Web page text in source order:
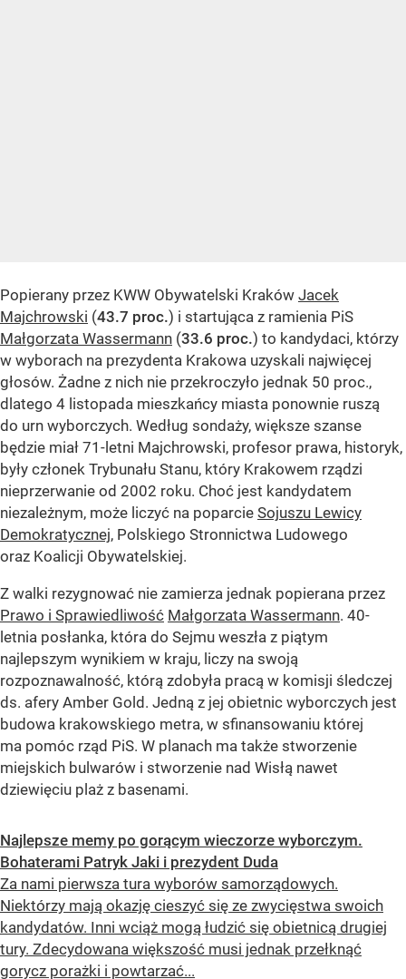
Popierany przez KWW Obywatelski Kraków Jacek
Majchrowski (43.7 proc.) i startująca z ramienia PiS
Małgorzata Wassermann (33.6 proc.) to kandydaci, którzy
w wyborach na prezydenta Krakowa uzyskali najwięcej
głosów. Żadne z nich nie przekroczyło jednak 50 proc.,
dlatego 4 listopada mieszkańcy miasta ponownie ruszą
do urn wyborczych. Według sondaży, większe szanse
będzie miał 71-letni Majchrowski, profesor prawa, historyk,
były członek Trybunału Stanu, który Krakowem rządzi
nieprzerwanie od 2002 roku. Choć jest kandydatem
niezależnym, może liczyć na poparcie Sojuszu Lewicy
Demokratycznej, Polskiego Stronnictwa Ludowego
oraz Koalicji Obywatelskiej.
Z walki rezygnować nie zamierza jednak popierana przez
Prawo i Sprawiedliwość Małgorzata Wassermann. 40-
letnia posłanka, która do Sejmu weszła z piątym
najlepszym wynikiem w kraju, liczy na swoją
rozpoznawalność, którą zdobyła pracą w komisji śledczej
ds. afery Amber Gold. Jedną z jej obietnic wyborczych jest
budowa krakowskiego metra, w sfinansowaniu której
ma pomóc rząd PiS. W planach ma także stworzenie
miejskich bulwarów i stworzenie nad Wisłą nawet
dziewięciu plaż z basenami.
Najlepsze memy po gorącym wieczorze wyborczym.
Bohaterami Patryk Jaki i prezydent Duda
Za nami pierwsza tura wyborów samorządowych.
Niektórzy mają okazję cieszyć się ze zwycięstwa swoich
kandydatów. Inni wciąż mogą łudzić się obietnicą drugiej
tury. Zdecydowana większość musi jednak przełknąć
gorycz porażki i powtarzać...